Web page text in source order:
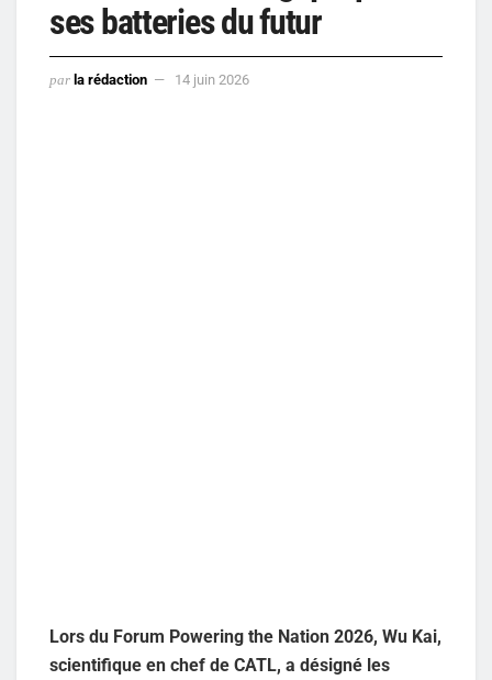
ses batteries du futur
par la rédaction 14 juin 2026
Lors du Forum Powering the Nation 2026, Wu Kai,
scientifique en chef de CATL, a désigné les